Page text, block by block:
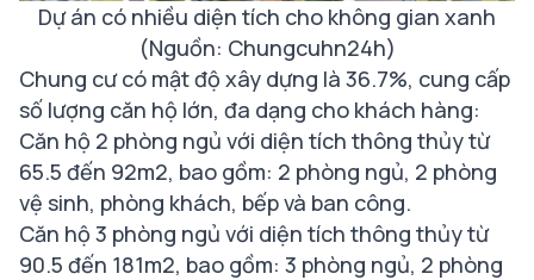
Dự án có nhiều diện tích cho không gian xanh
(Nguồn: Chungcuhn24h)
Chung cư có mật độ xây dựng là 36.7%, cung cấp
số lượng căn hộ lớn, đa dạng cho khách hàng:
Căn hộ 2 phòng ngủ với diện tích thông thủy từ
65.5 đến 92m2, bao gồm: 2 phòng ngủ, 2 phòng
vệ sinh, phòng khách, bếp và ban công.
Căn hộ 3 phòng ngủ với diện tích thông thủy từ
90.5 đến 181m2, bao gồm: 3 phòng ngủ, 2 phòng